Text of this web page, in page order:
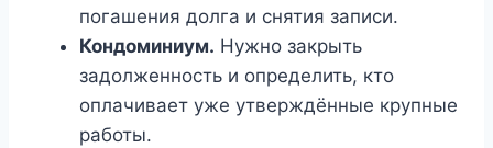
погашения долга и снятия записи.
Кондоминиум. Нужно закрыть
задолженность и определить, кто
оплачивает уже утверждённые крупные
работы.